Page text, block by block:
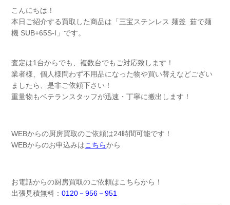
こんにちは！
本日ご紹介する買取した商品は「三宝ステンレス 麺釜 茹で麺
機 SUB+65S-I」です。
査定は1台からでも、複数台でもご対応致します！
業者様、個人様問わず不用品になった物や買い替えなどござい
ましたら、是非ご依頼下さい！
重量物もベテランスタッフが迅速・丁寧に搬出します！
WEBからの厨房買取のご依頼は24時間可能です！
WEBからのお申込みはこちらから
お電話からの厨房買取のご依頼はこちらから！
出張見積無料：0120－956－951